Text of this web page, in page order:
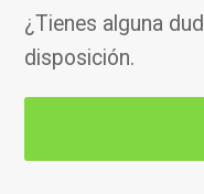
¿Tienes alguna
disposición.